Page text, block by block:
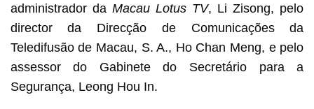
administrador da Macau Lotus TV, Li Zisong, pelo
director da Direcção de Comunicações da
Teledifusão de Macau, S. A., Ho Chan Meng, e pelo
assessor do Gabinete do Secretário para a
Segurança, Leong Hou In.